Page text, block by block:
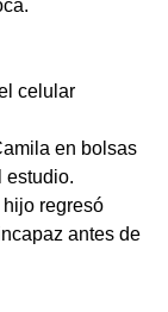
celular
en bolsas
estudio.
regresó
antes de